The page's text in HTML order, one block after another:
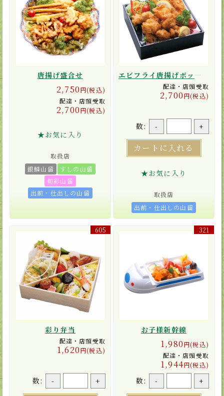
唐揚げ盛合せ
2,750円(税込)
配達・店頭受取
2,700円(税込)
★お気に入り
取扱店
銀鱗山留
すしの山留
旬彩山留
出前・仕出しの山留
エビフライ唐揚げボックス
配達・店頭受取
2,700円(税込)
数: - +
カートに入れる
★お気に入り
取扱店
出前・仕出しの山留
605
彩り弁当
配達・店頭受取
1,620円(税込)
数: - +
321
お子様新幹線
1,980円(税込)
配達・店頭受取
1,944円(税込)
数: - +